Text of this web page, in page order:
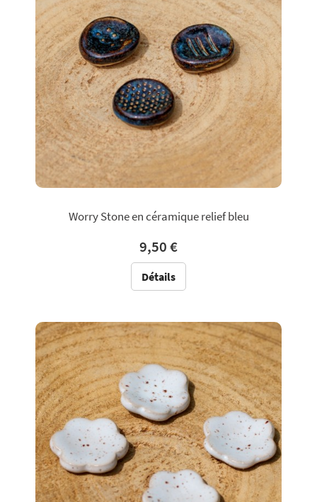
Worry Stone en céramique relief bleu
9,50 €
Détails